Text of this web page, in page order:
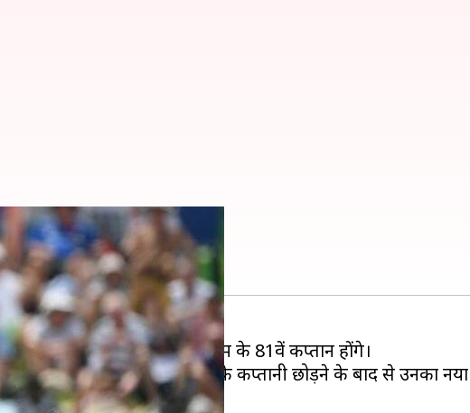
स्टोक्स
गया है। वह इंग्लैंड की टेस्ट टीम के 81वें कप्तान होंगे।
के उपकप्तान थे और जो रूट के कप्तानी छोड़ने के बाद से उनका नया